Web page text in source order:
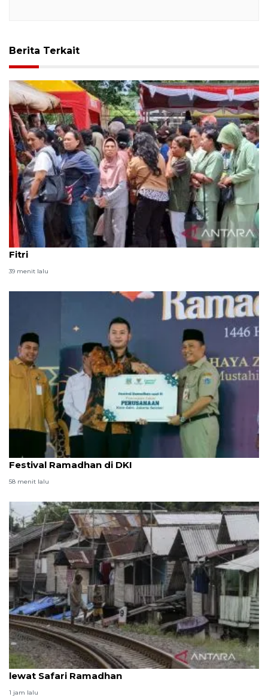
Berita Terkait
Korem 161/Wirasakti gelar bazar murah jelang Idul
Fitri
39 menit lalu
Ini perusahaan penunai zakat terbaik dalam
Festival Ramadhan di DKI
58 menit lalu
Antam perkuat peran pengentasan kemiskinan
lewat Safari Ramadhan
1 jam lalu